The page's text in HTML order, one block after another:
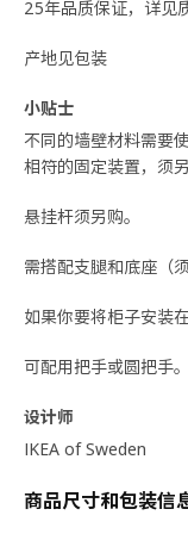
25年品质保证，详见
产地见包装
小贴士
不同的墙壁材料需要
相符的固定装置，须另
悬挂杆须另购。
需搭配支腿和底座（须
如果你要将柜子安装
可配用把手或圆把手。
设计师
IKEA of Sweden
商品尺寸和包装信